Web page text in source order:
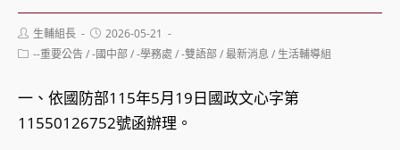
Post
author:
生輔組長
Post
published:
2026-05-21
Post--重要公告/-國中部/-學務處 /-雙語部/最新消息 / 生活輔導組
一、依國防部115年5月19日國政文心字第
11550126752號函辦理。